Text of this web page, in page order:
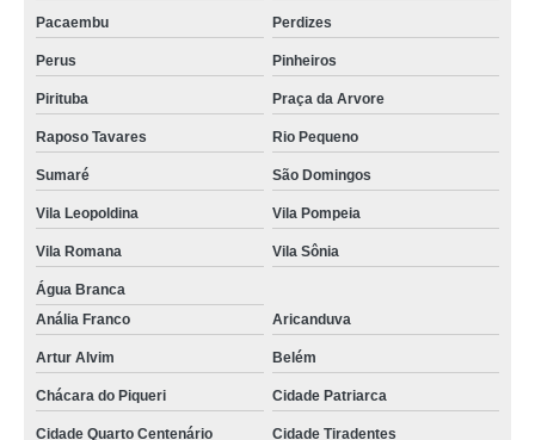
kit energia solar residencial valor Praia da Barra do Say
energia solar para casas Parque São Rafael
energia solar residencial valor Jardim São Paulo
energia solar para residencia Praia da Boiçucanga
orçamento para energia solar residencial Bela Vista
onde encontro energia solar residencial Pinheiros
kit energia solar residencial Jockey Clube
painel de energia solar valor Tatuapé
Pacaembu Perdizes
Perus Pinheiros
Pirituba Praça da Arvore
Raposo Tavares Rio Pequeno
Sumaré São Domingos
Vila Leopoldina Vila Pompeia
Vila Romana Vila Sônia
Água Branca
Anália Franco
Aricanduva
Artur Alvim Belém
Chácara do Piqueri Cidade Patriarca
Cidade Quarto Centenário Cidade Tiradentes